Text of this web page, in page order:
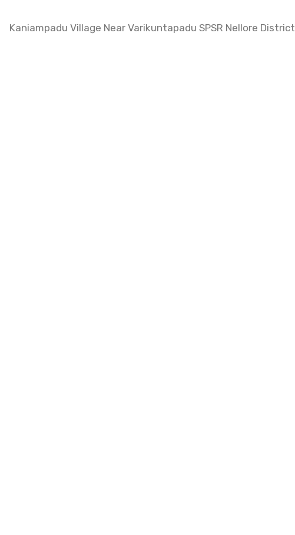
Kaniampadu Village Near Varikuntapadu SPSR Nellore District